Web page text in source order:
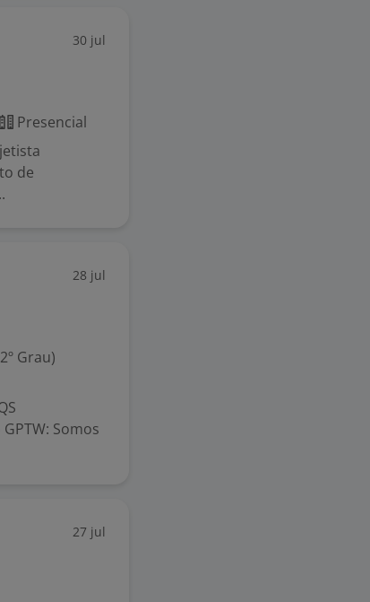
30 jul
Presencial
de
28 jul
Grau)
Somos
27 jul